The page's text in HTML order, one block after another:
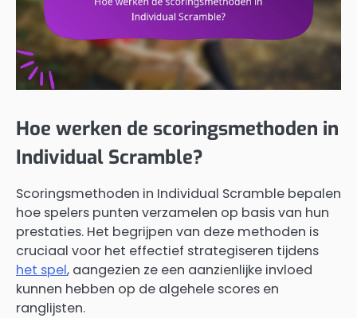
Hoe werken de scoringsmethoden in
Individual Scramble?
Scoringsmethoden in Individual Scramble bepalen
hoe spelers punten verzamelen op basis van hun
prestaties. Het begrijpen van deze methoden is
cruciaal voor het effectief strategiseren tijdens
het spel, aangezien ze een aanzienlijke invloed
kunnen hebben op de algehele scores en
ranglijsten.